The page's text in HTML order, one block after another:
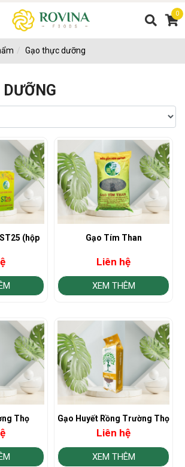
0
Gạo thực dưỡng
(hộp
Gạo Tím Than
Liên hệ
XEM THÊM
Thọ Gạo Huyết Rồng Trường Thọ
Liên hệ
XEM THÊM